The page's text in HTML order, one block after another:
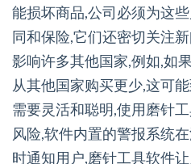
能损坏商品,公司必须为这
同和保险,它们还密切关注
影响许多其他国家,例如,如
从其他国家购买更少,这可
需要灵活和聪明,使用磨针
风险,软件内置的警报系统
时通知用户,磨针工具软件